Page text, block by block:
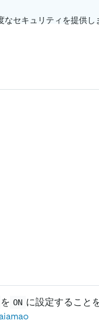
セキュリティを提供し
を ON に設定すること